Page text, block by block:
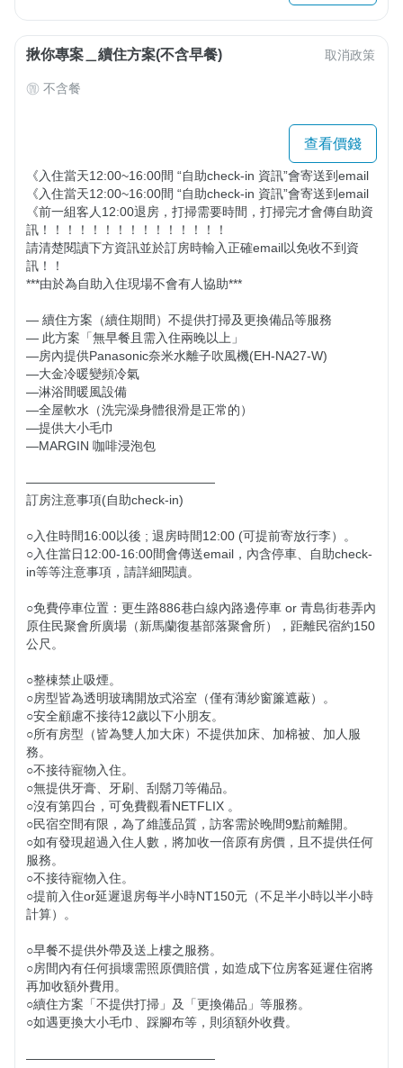
揪你專案＿續住方案(不含早餐) 取消政策
不含餐
查看價錢
《入住當天12:00~16:00間 “自助check-in 資訊”會寄送到email
《入住當天12:00~16:00間 “自助check-in 資訊”會寄送到email
《前一組客人12:00退房，打掃需要時間，打掃完才會傳自助資
訊！！！！！！！！！！！！！！！
請清楚閱讀下方資訊並於訂房時輸入正確email以免收不到資
訊！！
***由於為自助入住現場不會有人協助***
— 續住方案（續住期間）不提供打掃及更換備品等服務
— 此方案「無早餐且需入住兩晚以上」
—房內提供Panasonic奈米水離子吹風機(EH-NA27-W)
—大金冷暖變頻冷氣
—淋浴間暖風設備
—全屋軟水（洗完澡身體很滑是正常的）
—提供大小毛巾
—MARGIN 咖啡浸泡包
———————————————
訂房注意事項(自助check-in)
○入住時間16:00以後 ; 退房時間12:00 (可提前寄放行李）。
○入住當日12:00-16:00間會傳送email，內含停車、自助check-
in等等注意事項，請詳細閱讀。
○免費停車位置：更生路886巷白線內路邊停車 or 青島街巷弄內
原住民聚會所廣場（新馬蘭復基部落聚會所），距離民宿約150
公尺。
○整棟禁止吸煙。
○房型皆為透明玻璃開放式浴室（僅有薄紗窗簾遮蔽）。
○安全顧慮不接待12歲以下小朋友。
○所有房型（皆為雙人加大床）不提供加床、加棉被、加人服
務。
○不接待寵物入住。
○無提供牙膏、牙刷、刮鬍刀等備品。
○沒有第四台，可免費觀看NETFLIX 。
○民宿空間有限，為了維護品質，訪客需於晚間9點前離開。
○如有發現超過入住人數，將加收一倍原有房價，且不提供任何
服務。
○不接待寵物入住。
○提前入住or延遲退房每半小時NT150元（不足半小時以半小時
計算）。
○早餐不提供外帶及送上樓之服務。
○房間內有任何損壞需照原價賠償，如造成下位房客延遲住宿將
再加收額外費用。
○續住方案「不提供打掃」及「更換備品」等服務。
○如遇更換大小毛巾、踩腳布等，則須額外收費。
———————————————